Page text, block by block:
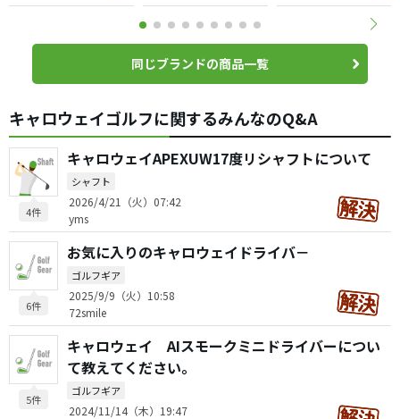
同じブランドの商品一覧
キャロウェイゴルフに関するみんなのQ&A
4件
キャロウェイAPEXUW17度リシャフトについて
シャフト
2026/4/21（火）07:42
yms
6件
お気に入りのキャロウェイドライバ－
ゴルフギア
2025/9/9（火）10:58
72smile
5件
キャロウェイ AIスモークミニドライバーについ
て教えてください。
ゴルフギア
2024/11/14（木）19:47